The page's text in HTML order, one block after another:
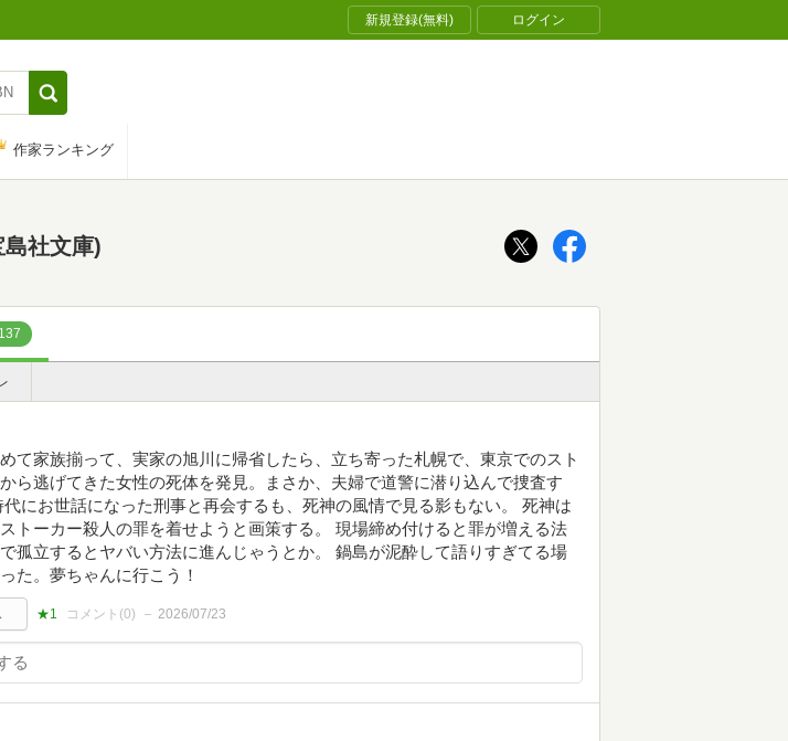
新規登録(無料) ログイン
作家ランキング
社文庫)
137
て家族揃って、実家の旭川に帰省したら、立ち寄った札幌で、東京でのスト
ら逃げてきた女性の死体を発見。まさか、夫婦で道警に潜り込んで捜査す
代にお世話になった刑事と再会するも、死神の風情で見る影もない。 死神は
トーカー殺人の罪を着せようと画策する。 現場締め付けると罪が増える法
孤立するとヤバい方法に進んじゃうとか。 鍋島が泥酔して語りすぎてる場
た。夢ちゃんに行こう！
★1 コメント(0) 2026/07/23